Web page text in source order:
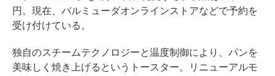
円。現在、バルミューダオンラインストアなどで予約を
受け付けている。
独自のスチームテクノロジーと温度制御により、パンを
美味しく焼き上げるというトースター。リニューアルモ